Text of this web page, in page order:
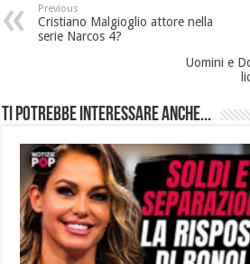
Previous
Cristiano Malgioglio attore nella
serie Narcos 4?
Uomini e
Ti potrebbe interessare anche...